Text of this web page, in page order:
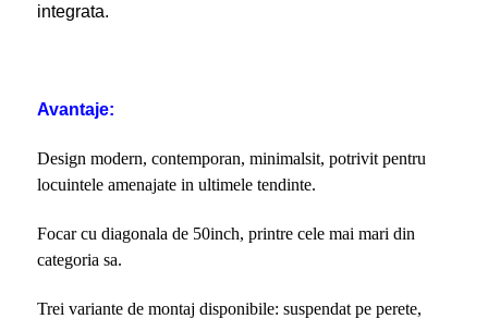
integrata.
Avantaje:
Design modern, contemporan, minimalsit, potrivit pentru
locuintele amenajate in ultimele tendinte.
Focar cu diagonala de 50inch, printre cele mai mari din
categoria sa.
Trei variante de montaj disponibile: suspendat pe perete,